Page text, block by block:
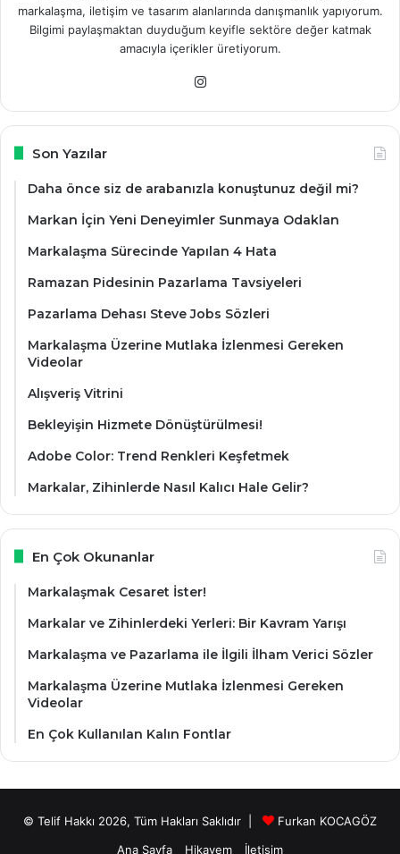
markalaşma, iletişim ve tasarım alanlarında danışmanlık yapıyorum.
Bilgimi paylaşmaktan duyduğum keyifle sektöre değer katmak
amacıyla içerikler üretiyorum.
Son Yazılar
Daha önce siz de arabanızla konuştunuz değil mi?
Markan İçin Yeni Deneyimler Sunmaya Odaklan
Markalaşma Sürecinde Yapılan 4 Hata
Ramazan Pidesinin Pazarlama Tavsiyeleri
Pazarlama Dehası Steve Jobs Sözleri
Markalaşma Üzerine Mutlaka İzlenmesi Gereken
Videolar
Alışveriş Vitrini
Bekleyişin Hizmete Dönüştürülmesi!
Adobe Color: Trend Renkleri Keşfetmek
Markalar, Zihinlerde Nasıl Kalıcı Hale Gelir?
En Çok Okunanlar
Markalaşmak Cesaret İster!
Markalar ve Zihinlerdeki Yerleri: Bir Kavram Yarışı
Markalaşma ve Pazarlama ile İlgili İlham Verici Sözler
Markalaşma Üzerine Mutlaka İzlenmesi Gereken
Videolar
En Çok Kullanılan Kalın Fontlar
© Telif Hakkı 2026, Tüm Hakları Saklıdır |
Furkan KOCAGÖZ
Ana Sayfa
Hikayem İletişim